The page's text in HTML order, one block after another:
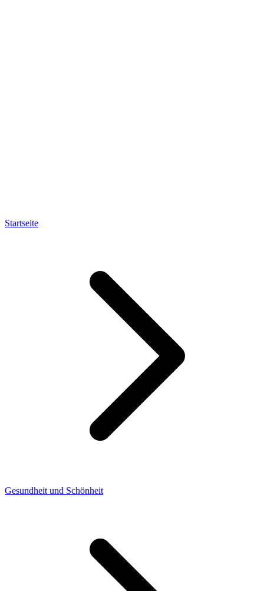
Startseite
Gesundheit und Schönheit